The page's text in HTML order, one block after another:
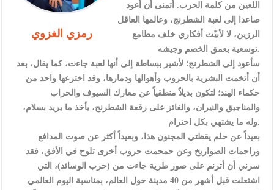
دعوة المكلفين بخدمة العلم (الدفعة الثالثة) إلى مراجعة منصة خدمة
العلم
الملك يلتقي مجموعة من رفاق السلاح
الملك يتلقى اتصالا هاتفيا من العاهل البحريني
القاضي محمود أحمد فريحات.. مبارك ومزيدا من التوفيق
عارف بيك فريحات.. مبارك وبكم تزهو المناصب
رمزي الغزوي
اللعين من كلمة الحرب. أتمنى أن أعود
صاعدا إلى لعبة الشطرنج، وعالمها العاقل
الرزين، لا لأبيّت أفكاري خلف مطامع
توسعية بعمق الخصم وجيشه.
سأعود إلى الشطرنج؛ لأشير ببساطة إلى أنها لعبة جاءت، كما يقال، بعد
أن أتخمت البشرية بالحروب وأهوالها ودمارها، وقد اخترعها واحد من
حكماء الهند؛ لتكون بديلاً منطقياً عن معارك السيوف والحراب
والمناجيق والنيران، والفائز على رقعة الشطرنج، يأخذ ما يريد بسلام،
وله ما يشتهي بكل احترام.
بعيداً عن حلم يقظتي المجنون هذا، وبعيداً أكثر عن صوت المدافع
وراجمات الصواريخ وعن حمحمت حروب أخرى تلوح في الأفق، فقد
سرني أن أترنم على صور طرية جاءت من (حرب الوسائد)، التي
اشتعلت قبل أشهر من 40 مدينة حول العالم، بمناسبة اليوم العالمي